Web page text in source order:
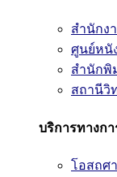
สำนักง
ศูนย์หนั
สำนักพิ
สถานีวิ
บริการทางก
โอสถศ